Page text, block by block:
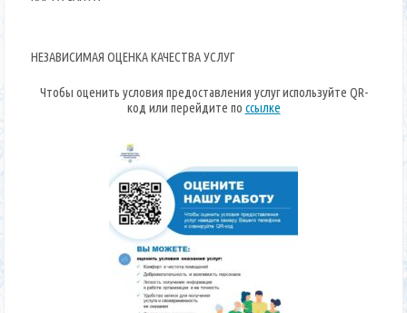
НЕЗАВИСИМАЯ ОЦЕНКА КАЧЕСТВА УСЛУГ
Чтобы оценить условия предоставления услуг используйте QR-
код или перейдите по ссылке